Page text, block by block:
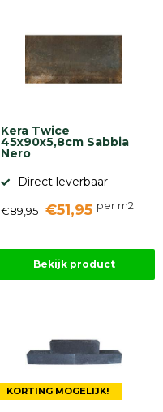
Kera Twice
45x90x5,8cm Sabbia
Nero
Direct leverbaar
€89,95 €51,95 per m2
Bekijk product
KORTING MOGELIJK!